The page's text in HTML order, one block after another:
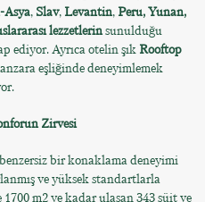
Asya, Slav, Levantin, Peru, Yunan,
lezzetlerinsunulduğu
ediyor. Ayrıca otelin şık Rooftop
eşliğinde deneyimlemek
Zirvesi
bir konaklama deneyimi
ve yüksek standartlarla
m2 ye kadar ulaşan 343 süit ve